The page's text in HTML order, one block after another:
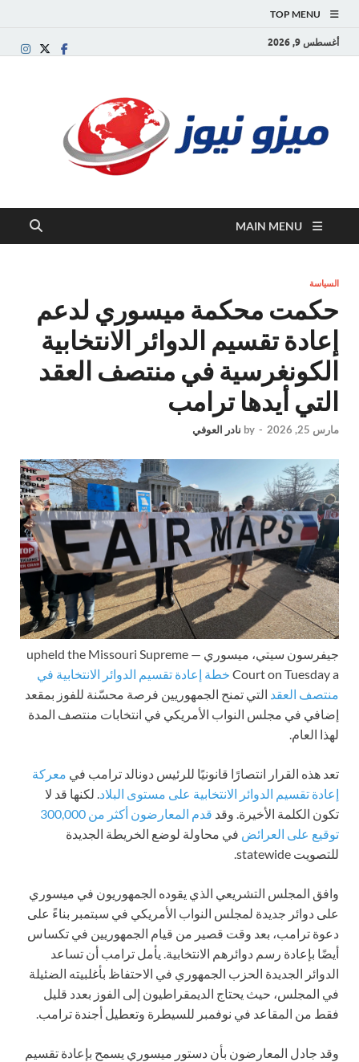
TOP MENU
أغسطس 9, 2026
MAIN MENU
السياسة
حكمت محكمة ميسوري لدعم
إعادة تقسيم الدوائر الانتخابية
الكونغرسية في منتصف العقد
التي أيدها ترامب
مارس 25, 2026 -
by نادر العوفي
جيفرسون سيتي، ميسوري — upheld the Missouri Supreme
Court on Tuesday a خطة إعادة تقسيم الدوائر الانتخابية في
منتصف العقد التي تمنح الجمهوريين فرصة محسّنة للفوز بمقعد
إضافي في مجلس النواب الأمريكي في انتخابات منتصف المدة
لهذا العام.
تعد هذه القرار انتصارًا قانونيًا للرئيس دونالد ترامب في معركة
إعادة تقسيم الدوائر الانتخابية على مستوى البلاد. لكنها قد لا
تكون الكلمة الأخيرة. وقد
قدم المعارضون أكثر من 300,000
توقيع على العرائض في محاولة لوضع الخريطة الجديدة
للتصويت statewide.
وافق المجلس التشريعي الذي يقوده الجمهوريون في ميسوري
على دوائر جديدة لمجلس النواب الأمريكي في سبتمبر بناءً على
دعوة ترامب، بعد وقت قصير من قيام الجمهوريين في تكساس
أيضًا بإعادة رسم دوائرهم الانتخابية. يأمل ترامب أن تساعد
الدوائر الجديدة الحزب الجمهوري في الاحتفاظ بأغلبيته الضئيلة
في المجلس، حيث يحتاج الديمقراطيون إلى الفوز بعدد قليل
فقط من المقاعد في نوفمبر للسيطرة وتعطيل أجندة ترامب.
وقد جادل المعارضون بأن دستور ميسوري يسمح بإعادة تقسيم